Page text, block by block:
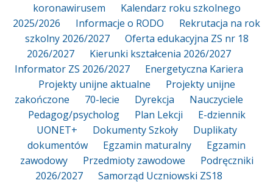
koronawirusem
Kalendarz roku szkolnego
2025/2026
Informacje o RODO
Rekrutacja na rok
szkolny 2026/2027
Oferta edukacyjna ZS nr 18
2026/2027
Kierunki kształcenia 2026/2027
Informator ZS 2026/2027
Energetyczna Kariera
Projekty unijne aktualne
Projekty unijne
zakończone
70-lecie Dyrekcja
Nauczyciele
Pedagog/psycholog
Plan Lekcji
E-dziennik
UONET+
Dokumenty Szkoły
Duplikaty
dokumentów
Egzamin maturalny
Egzamin
zawodowy
Przedmioty zawodowe
Podręczniki
2026/2027
Samorząd Uczniowski ZS18